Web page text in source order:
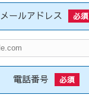
メールアドレス 必須
電話番号 必須